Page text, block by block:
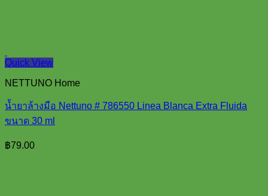
Quick View
NETTUNO Home
น้ำยาล้างมือ Nettuno # 786550 Linea Blanca Extra Fluida
ขนาด 30 ml
฿79.00